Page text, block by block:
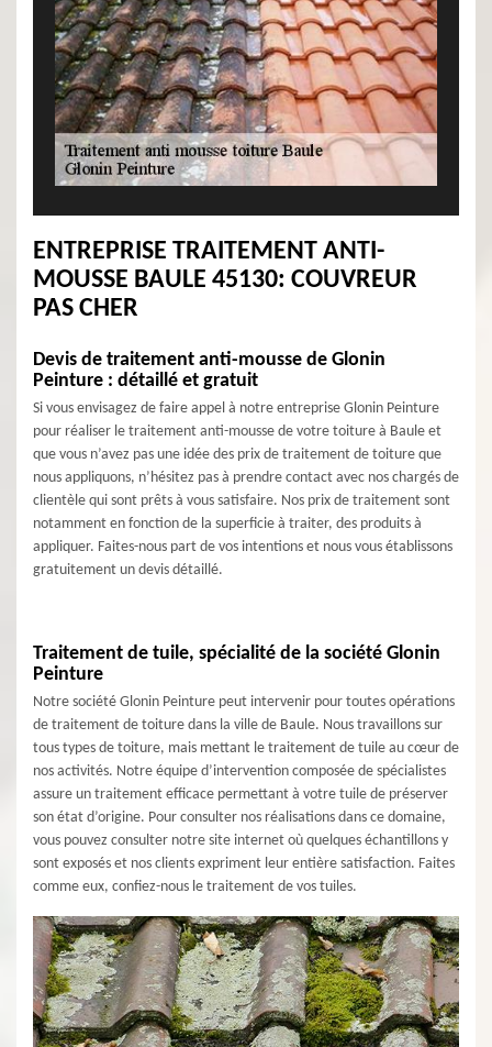
ENTREPRISE TRAITEMENT ANTI-
MOUSSE BAULE 45130: COUVREUR
PAS CHER
Devis de traitement anti-mousse de Glonin
Peinture : détaillé et gratuit
Si vous envisagez de faire appel à notre entreprise Glonin Peinture
pour réaliser le traitement anti-mousse de votre toiture à Baule et
que vous n’avez pas une idée des prix de traitement de toiture que
nous appliquons, n’hésitez pas à prendre contact avec nos chargés de
clientèle qui sont prêts à vous satisfaire. Nos prix de traitement sont
notamment en fonction de la superficie à traiter, des produits à
appliquer. Faites-nous part de vos intentions et nous vous établissons
gratuitement un devis détaillé.
Traitement de tuile, spécialité de la société Glonin
Peinture
Notre société Glonin Peinture peut intervenir pour toutes opérations
de traitement de toiture dans la ville de Baule. Nous travaillons sur
tous types de toiture, mais mettant le traitement de tuile au cœur de
nos activités. Notre équipe d’intervention composée de spécialistes
assure un traitement efficace permettant à votre tuile de préserver
son état d’origine. Pour consulter nos réalisations dans ce domaine,
vous pouvez consulter notre site internet où quelques échantillons y
sont exposés et nos clients expriment leur entière satisfaction. Faites
comme eux, confiez-nous le traitement de vos tuiles.